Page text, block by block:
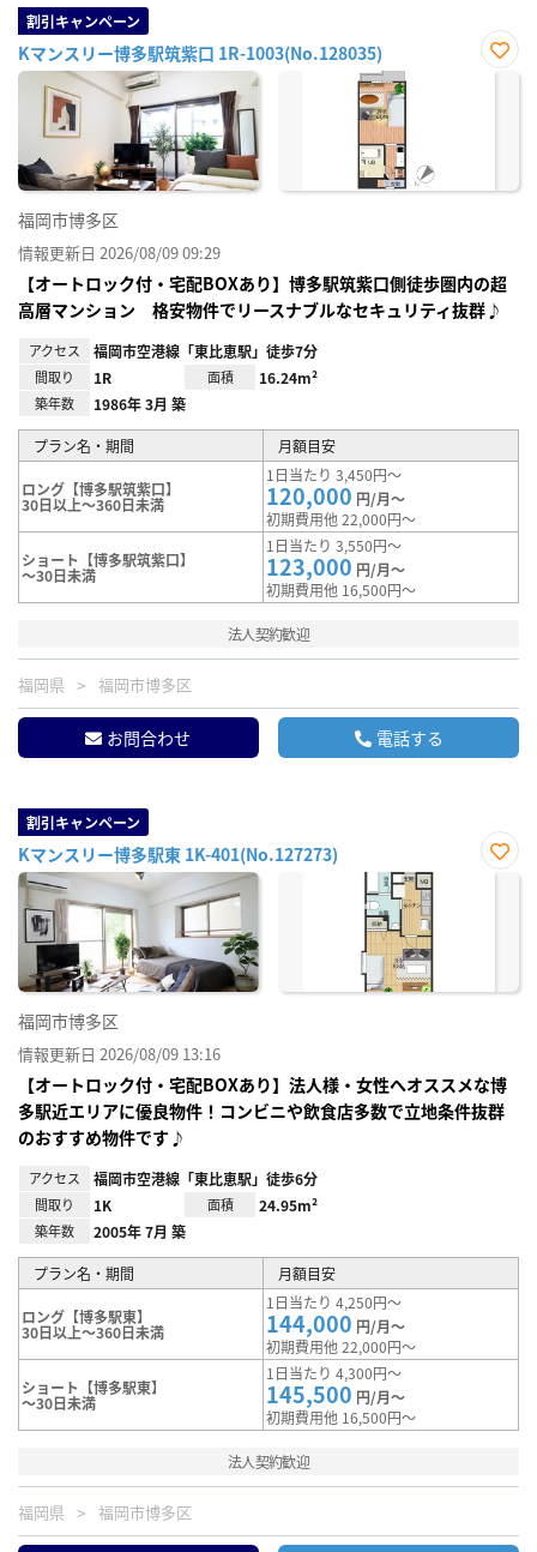
割引キャンペーン
Kマンスリー博多駅筑紫口 1R-1003(No.128035)
お気
福岡市博多区
情報更新日 2026/08/09 09:29
【オートロック付・宅配BOXあり】博多駅筑紫口側徒歩圏内の超
高層マンション 格安物件でリースナブルなセキュリティ抜群♪
アクセス 福岡市空港線「東比恵駅」徒歩7分
間取り 1R 面積 16.24m²
築年数 1986年 3月 築
プラン名・期間 月額目安
ロング【博多駅筑紫口】
30日以上～360日未満
1日当たり 3,450円～
120,000 円/月～
初期費用他 22,000円～
ショート【博多駅筑紫口】
～30日未満
1日当たり 3,550円～
123,000 円/月～
初期費用他 16,500円～
法人契約歓迎
福岡県 福岡市博多区
お問合わせ 電話する
割引キャンペーン
Kマンスリー博多駅東 1K-401(No.127273)
お気
福岡市博多区
情報更新日 2026/08/09 13:16
【オートロック付・宅配BOXあり】法人様・女性へオススメな博
多駅近エリアに優良物件！コンビニや飲食店多数で立地条件抜群
のおすすめ物件です♪
アクセス 福岡市空港線「東比恵駅」徒歩6分
間取り 1K 面積 24.95m²
築年数 2005年 7月 築
プラン名・期間 月額目安
ロング【博多駅東】
30日以上～360日未満
1日当たり 4,250円～
144,000 円/月～
初期費用他 22,000円～
ショート【博多駅東】
～30日未満
1日当たり 4,300円～
145,500 円/月～
初期費用他 16,500円～
法人契約歓迎
福岡県 福岡市博多区